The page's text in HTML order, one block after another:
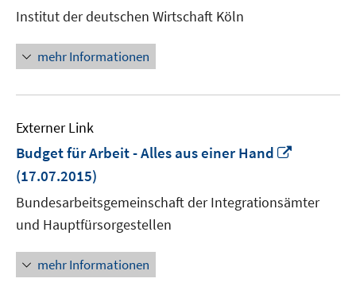
Institut der deutschen Wirtschaft Köln
mehr Informationen
Externer Link
Budget für Arbeit - Alles aus einer Hand
öffnen
(17.07.2015)
Bundesarbeitsgemeinschaft der Integrationsämter
und Hauptfürsorgestellen
mehr Informationen